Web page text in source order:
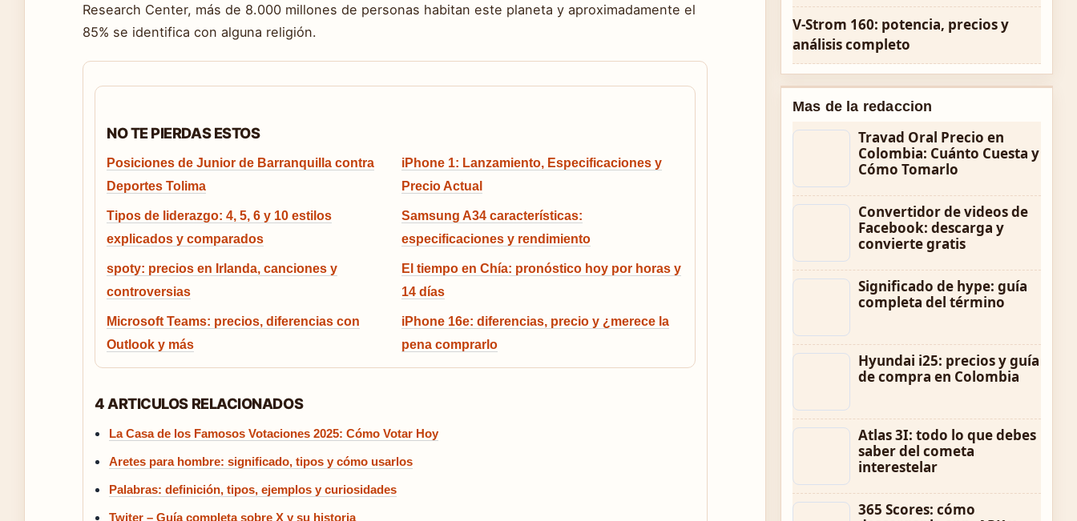
Research Center, más de 8.000 millones de personas habitan este planeta y aproximadamente el
85% se identifica con alguna religión.
NO TE PIERDAS ESTOS
Posiciones de Junior de Barranquilla contra
Deportes Tolima
iPhone 1: Lanzamiento, Especificaciones y
Precio Actual
Tipos de liderazgo: 4, 5, 6 y 10 estilos
explicados y comparados
Samsung A34 características:
especificaciones y rendimiento
spoty: precios en Irlanda, canciones y
controversias
El tiempo en Chía: pronóstico hoy por horas y
14 días
Microsoft Teams: precios, diferencias con
Outlook y más
iPhone 16e: diferencias, precio y ¿merece la
pena comprarlo
4 ARTICULOS RELACIONADOS
La Casa de los Famosos Votaciones 2025: Cómo Votar Hoy
Aretes para hombre: significado, tipos y cómo usarlos
Palabras: definición, tipos, ejemplos y curiosidades
Twiter – Guía completa sobre X y su historia
V-Strom 160: potencia, precios y
análisis completo
Mas de la redaccion
Travad Oral Precio en
Colombia: Cuánto Cuesta y
Cómo Tomarlo
Convertidor de videos de
Facebook: descarga y
convierte gratis
Significado de hype: guía
completa del término
Hyundai i25: precios y guía
de compra en Colombia
Atlas 3I: todo lo que debes
saber del cometa
interestelar
365 Scores: cómo